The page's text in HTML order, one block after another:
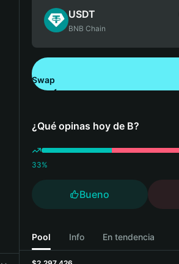
USDT
BNB Chain
Swap
¿Qué opinas hoy de B?
33%
Bueno
Pool Info En tendencia